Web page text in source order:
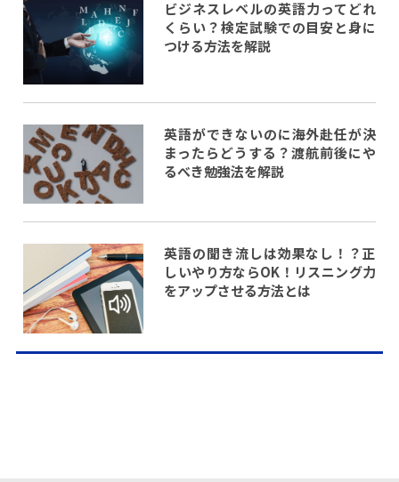
ビジネスレベルの英語力ってどれ
くらい？検定試験での目安と身に
つける方法を解説
英語ができないのに海外赴任が決
まったらどうする？渡航前後にや
るべき勉強法を解説
英語の聞き流しは効果なし！？正
しいやり方ならOK！リスニング力
をアップさせる方法とは